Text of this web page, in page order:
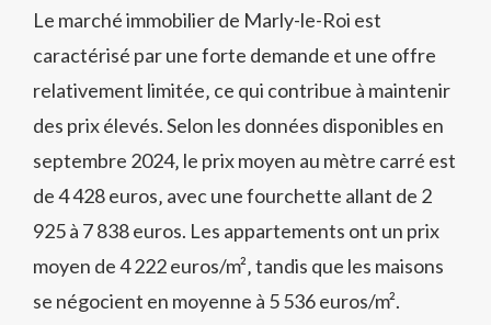
Le marché immobilier de Marly-le-Roi est
caractérisé par une forte demande et une offre
relativement limitée‚ ce qui contribue à maintenir
des prix élevés. Selon les données disponibles en
septembre 2024‚ le prix moyen au mètre carré est
de 4 428 euros‚ avec une fourchette allant de 2
925 à 7 838 euros. Les appartements ont un prix
moyen de 4 222 euros/m²‚ tandis que les maisons
se négocient en moyenne à 5 536 euros/m².